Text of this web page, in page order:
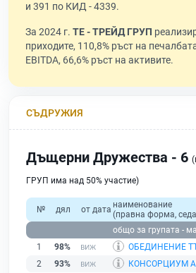
и 391 по КИД - 4339.
За 2024 г. ТЕ - ТРЕЙД ГРУП
приходите, 110,8% ръст на
EBITDA, 66,6% ръст на активите.
СЪДРУЖИЯ
Дъщерни Дружества - 6
ГРУП има над 50% участие)
№ дял от дата наименование
(правна форма,
общо за групата -
1
98% ОБЕДИНЕНИЕ
2
93% КОНСОРЦИУМ